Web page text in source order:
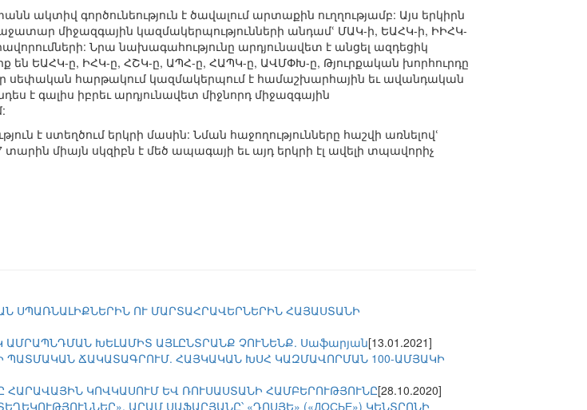
գործունեություն է ծավալում արտաքին ուղղությամբ: Այս երկիրն
միջազգային կազմակերպությունների անդամՙ ՄԱԿ-ի, ԵԱՀԿ-ի, ԻԻՀԿ-
Նրա նախագահությունը արդյունավետ է անցել ազդեցիկ
են ԵԱՀԿ-ը, ԻՀԿ-ը, ՀՇԿ-ը, ԱՊՀ-ը, ՀԱՊԿ-ը, ԱՎՄՓԽ-ը, Թյուրքական խորհուրդը
սեփական հարթակում կազմակերպում է համաշխարհային եւ ավանդական
է գալիս իբրեւ արդյունավետ միջնորդ միջազգային
է ստեղծում երկրի մասին: Նման հաջողությունները հաշվի առնելովՙ
միայն սկզիբն է մեծ ապագայի եւ այդ երկրի էլ ավելի տպավորիչ
ՍՊԱՌՆԱԼԻՔՆԵՐԻՆ ՈՒ ՄԱՐՏԱՀՐԱՎԵՐՆԵՐԻՆ ՀԱՅԱՍՏԱՆԻ
ԽԵԼԱՄԻՏ ԱՅԼԸՆՏՐԱՆՔ ՉՈՒՆԵՆՔ. Սաֆարյան[13.01.2021]
ՃԱԿԱՏԱԳՐՈՒՄ. ՀԱՅԿԱԿԱՆ ԽՍՀ ԿԱԶՄԱՎՈՐՄԱՆ 100-ԱՄՅԱԿԻ
ԿՈՎԿԱՍՈՒՄ ԵՎ ՌՈՒՍԱՍՏԱՆԻ ՀԱՄԲԵՐՈՒԹՅՈՒՆԸ[28.10.2020]
ԱՐԱՄ ՍԱՖԱՐՅԱՆԸ՝ «ԴՈՍՅԵ» («ДОСЬЕ») ԿԵՆՏՐՈՆԻ